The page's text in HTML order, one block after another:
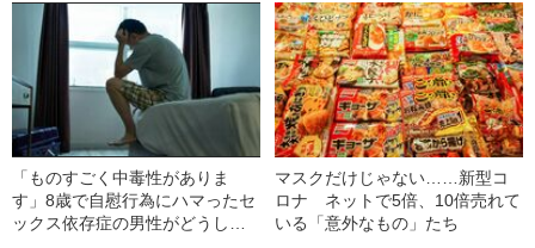
し続けた決定的理由
「ものすごく中毒性がありま
す」8歳で自慰行為にハマったセ
ックス依存症の男性がどうして
マスクだけじゃない……新型コ
ロナ ネットで5倍、10倍売れて
いる「意外なもの」たち